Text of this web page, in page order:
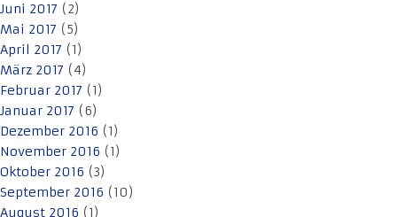
Juni 2017 (2)
Mai 2017 (5)
April 2017 (1)
März 2017 (4)
Februar 2017 (1)
Januar 2017 (6)
Dezember 2016 (1)
November 2016 (1)
Oktober 2016 (3)
September 2016 (10)
August 2016 (1)